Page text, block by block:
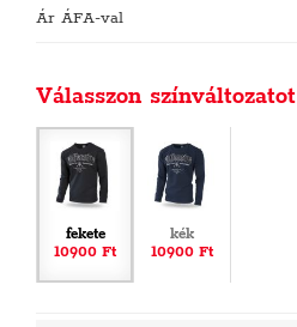
Ár ÁFA-val
Válasszon színváltozatot
fekete
10900 Ft
kék
10900 Ft